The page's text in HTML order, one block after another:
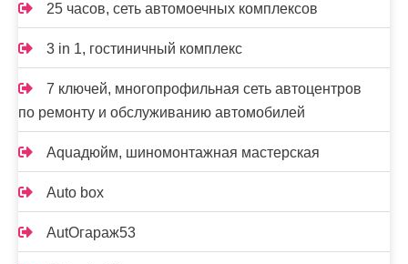
25 часов, сеть автомоечных комплексов
3 in 1, гостиничный комплекс
7 ключей, многопрофильная сеть автоцентров
по ремонту и обслуживанию автомобилей
Aquaдюйм, шиномонтажная мастерская
Auto box
AutOгараж53